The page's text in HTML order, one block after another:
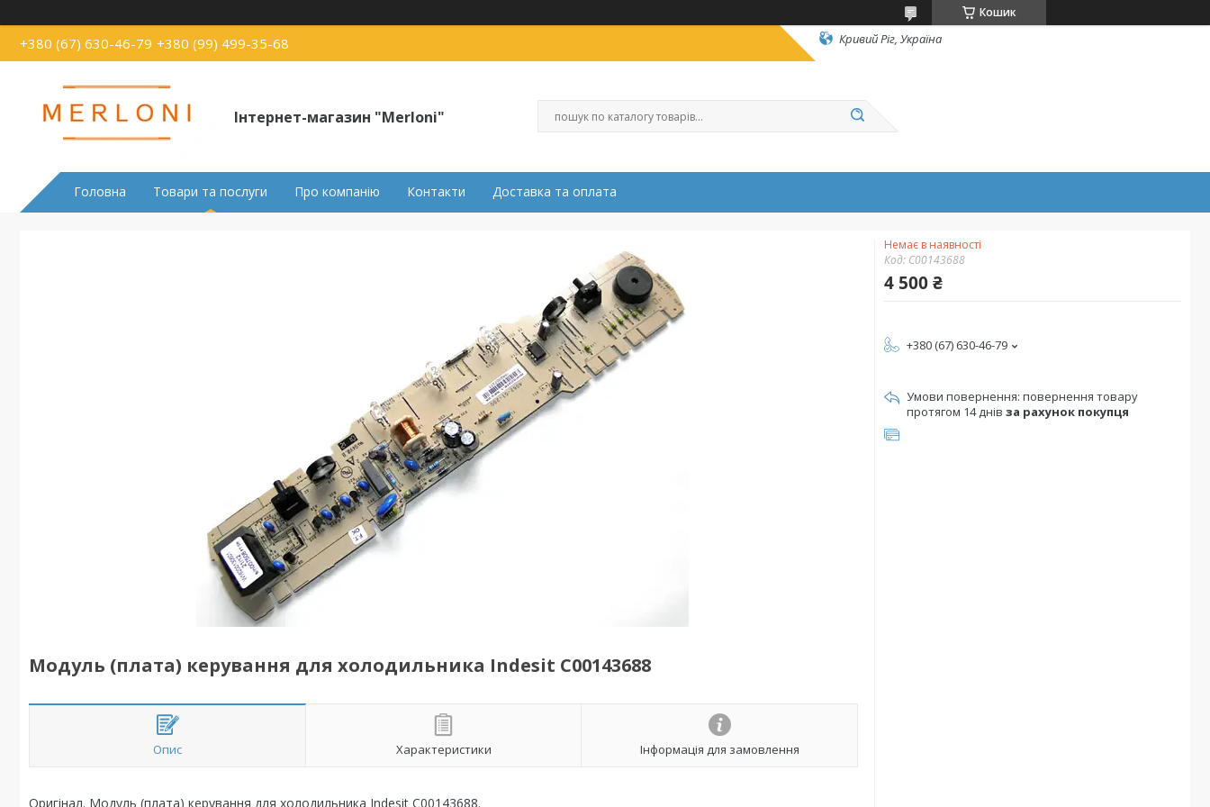
Кошик
+380 (67) 630-46-79 +380 (99) 499-35-68 Кривий Ріг, Україна
Інтернет-магазин "Merloni"
Головна Товари та послуги Про компанію Контакти Доставка та оплата
Модуль (плата) керування для холодильника Indesit C00143688
Опис Характеристики Інформація для замовлення
Оригінал. Модуль (плата) керування для холодильника Indesit C00143688.
Немає в наявності
Код: C00143688
4 500 ₴
+380 (67) 630-46-79
повернення товару
протягом 14 днів за рахунок покупця